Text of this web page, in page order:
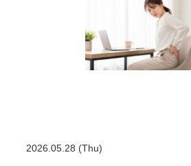
2026.05.28 (Thu)